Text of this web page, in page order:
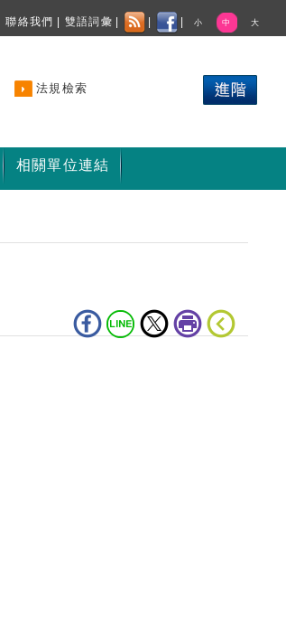
聯絡我們 雙語詞彙 小 中 大
法規檢索
相關單位連結